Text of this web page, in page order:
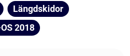
Längdskidor
2018